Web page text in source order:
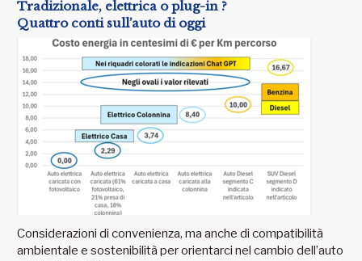
Tradizionale, elettrica o plug-in ?
Quattro conti sull’auto di oggi
Considerazioni di convenienza, ma anche di compatibilità
ambientale e sostenibilità per orientarci nel cambio dell’auto